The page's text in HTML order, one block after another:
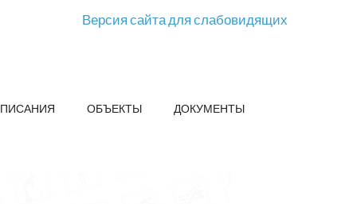
Версия сайта для слабовидящих
ОБЪЕКТЫ ДОКУМЕНТЫ